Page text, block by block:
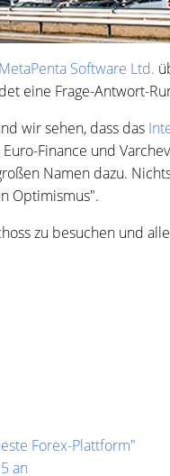
MetaPenta Software Ltd.
eine Frage-Antwort-
wir sehen, dass das
Finance und
Namen dazu.
Optimismus".
zu besuchen und
Forex-Plattform"
an